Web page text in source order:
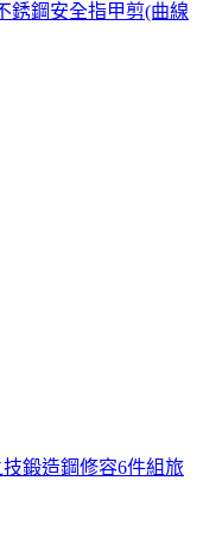
銹鋼安全指甲剪(曲線
鍛造鋼修容6件組旅